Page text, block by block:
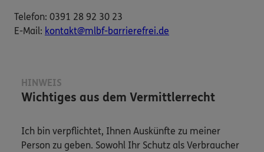
Telefon: 0391 28 92 30 23
E-​Mail: kontakt@mlbf-barrierefrei.de
HINWEIS
Wichtiges aus dem Vermittlerrecht
Ich bin verpflichtet, Ihnen Auskünfte zu meiner
Person zu geben. Sowohl Ihr Schutz als Verbraucher